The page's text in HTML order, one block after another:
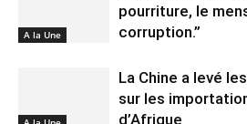
A la Une
pourriture, le
corruption.”
La Chine a levé
sur les
d’Afrique